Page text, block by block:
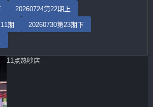
20260724第22期上
期 20260730第23期下
11点热吵店